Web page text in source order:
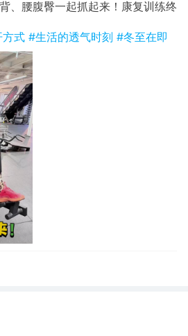
、腰腹臀一起抓起来！康复训练终
式 #生活的透气时刻 #冬至在即